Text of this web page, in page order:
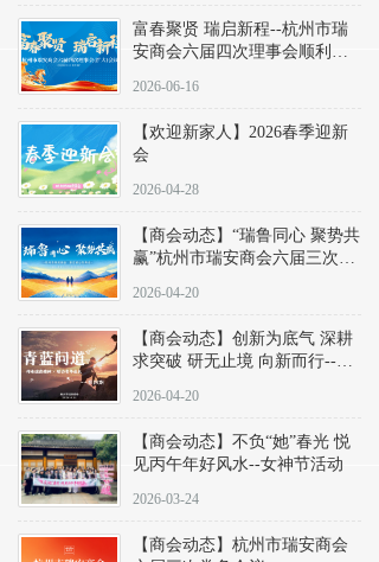
富春聚贤 瑞启新程--杭州市瑞
安商会六届四次理事会顺利召
2026-06-16
【欢迎新家人】2026春季迎新
会
2026-04-28
【商会动态】“瑞鲁同心 聚势共
赢”杭州市瑞安商会六届三次会
进浙江省山东商会
2026-04-20
【商会动态】创新为底气 深耕
求突破 研无止境 向新而行--
2026-04-20
【商会动态】不负“她”春光 悦
见丙午年好风水--女神节活动
2026-03-24
【商会动态】杭州市瑞安商会